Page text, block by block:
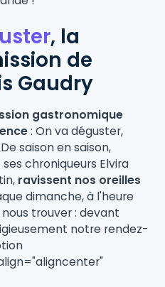
, la
de
Gaudry
gastronomique
: On va déguster,
saison en saison,
chroniqueurs Elvira
ravissent nos oreilles
dimanche, à l'heure
trouver : devant
notre rendez-